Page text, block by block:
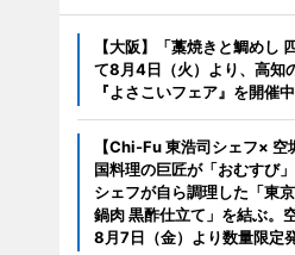
【大阪】「藁焼きと鯛めし
て8月4日（火）より、高知
『よさこいフェア』を開催中
【Chi-Fu 東浩司シェフ× 空
国料理の巨匠が「おむすび
シェフが自ら調理した「東
鍋肉 黒酢仕立て」を結ぶ。
8月7日（金）より数量限定